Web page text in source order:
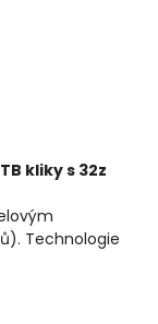
kliky s 32z
Technologie